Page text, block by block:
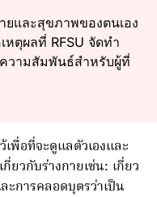
ยและสุขภาพของตนเอง
ตุผลที่ RFSU จัดทำ
วามสัมพันธ์สำหรับผู้ที่
เพื่อที่จะดูแลตัวเองและ
ยวกับร่างกายเช่น: เกี่ยว
ะการคลอดบุตรว่าเป็น